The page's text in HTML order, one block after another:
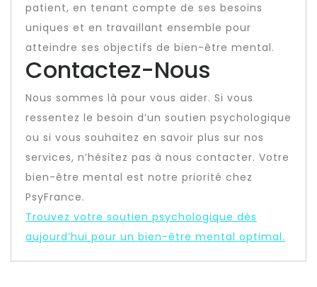
patient, en tenant compte de ses besoins
uniques et en travaillant ensemble pour
atteindre ses objectifs de bien-être mental.
Contactez-Nous
Nous sommes là pour vous aider. Si vous
ressentez le besoin d’un soutien psychologique
ou si vous souhaitez en savoir plus sur nos
services, n’hésitez pas à nous contacter. Votre
bien-être mental est notre priorité chez
PsyFrance.
Trouvez votre soutien psychologique dès
aujourd’hui pour un bien-être mental optimal.